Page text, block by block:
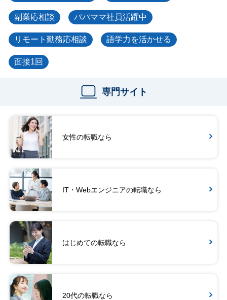
副業応相談 パパママ社員活躍中
リモート勤務応相談 語学力を活かせる
面接1回
専門サイト
女性の転職なら
IT・Webエンジニアの転職なら
はじめての転職なら
20代の転職なら